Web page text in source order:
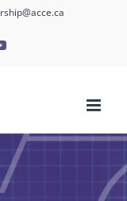
YouTube